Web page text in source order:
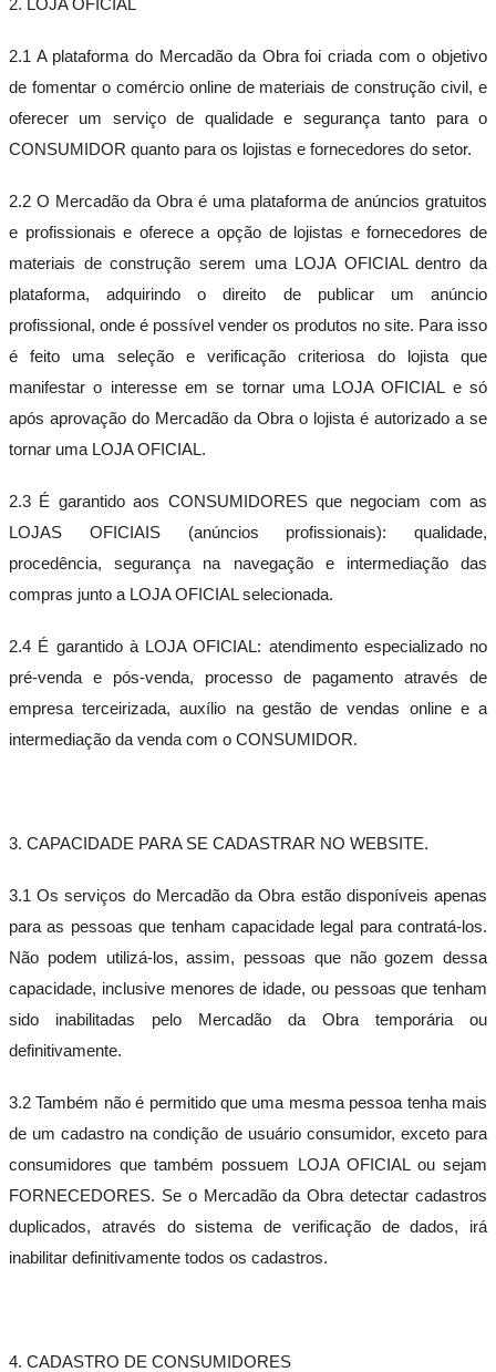
2.1 A plataforma do Mercadão da Obra foi criada com o objetivo
de fomentar o comércio online de materiais de construção civil, e
oferecer um serviço de qualidade e segurança tanto para o
CONSUMIDOR quanto para os lojistas e fornecedores do setor.
2.2 O Mercadão da Obra é uma plataforma de anúncios gratuitos
e profissionais e oferece a opção de lojistas e fornecedores de
materiais de construção serem uma LOJA OFICIAL dentro da
plataforma, adquirindo o direito de publicar um anúncio
profissional, onde é possível vender os produtos no site. Para isso
é feito uma seleção e verificação criteriosa do lojista que
manifestar o interesse em se tornar uma LOJA OFICIAL e só
após aprovação do Mercadão da Obra o lojista é autorizado a se
tornar uma LOJA OFICIAL.
2.3 É garantido aos CONSUMIDORES que negociam com as
LOJAS OFICIAIS (anúncios profissionais): qualidade,
procedência, segurança na navegação e intermediação das
compras junto a LOJA OFICIAL selecionada.
2.4 É garantido à LOJA OFICIAL: atendimento especializado no
pré-venda e pós-venda, processo de pagamento através de
empresa terceirizada, auxílio na gestão de vendas online e a
intermediação da venda com o CONSUMIDOR.
3. CAPACIDADE PARA SE CADASTRAR NO WEBSITE.
3.1 Os serviços do Mercadão da Obra estão disponíveis apenas
para as pessoas que tenham capacidade legal para contratá-los.
Não podem utilizá-los, assim, pessoas que não gozem dessa
capacidade, inclusive menores de idade, ou pessoas que tenham
sido inabilitadas pelo Mercadão da Obra temporária ou
definitivamente.
3.2 Também não é permitido que uma mesma pessoa tenha mais
de um cadastro na condição de usuário consumidor, exceto para
consumidores que também possuem LOJA OFICIAL ou sejam
FORNECEDORES. Se o Mercadão da Obra detectar cadastros
duplicados, através do sistema de verificação de dados, irá
inabilitar definitivamente todos os cadastros.
4. CADASTRO DE CONSUMIDORES